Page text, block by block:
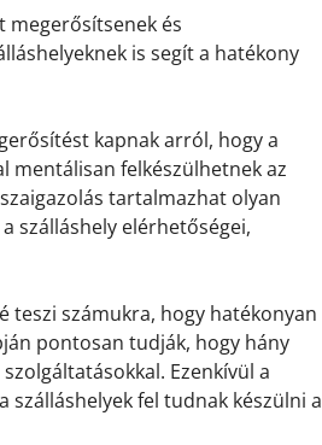
megerősítsenek és
is segít a hatékony
kapnak arról, hogy a
mentálisan felkészülhetnek az
tartalmazhat olyan
szálláshely elérhetőségei,
teszi számukra, hogy hatékonyan
pontosan tudják, hogy hány
Ezenkívül a
szálláshelyek fel tudnak készülni a